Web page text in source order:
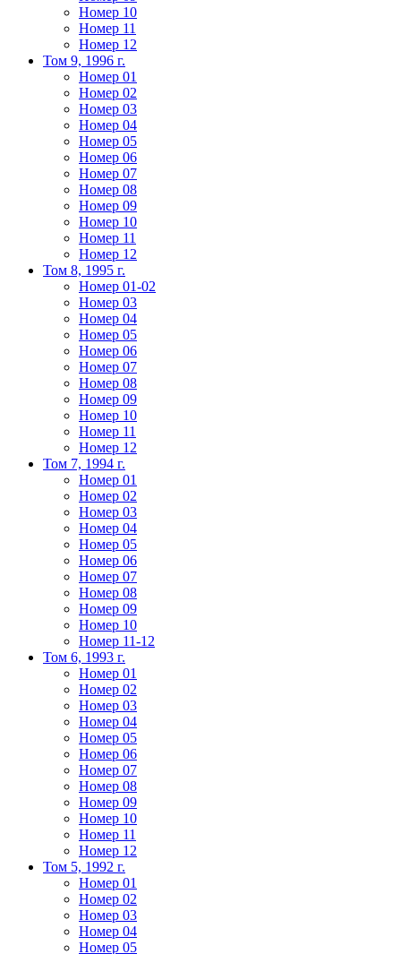
Номер 10
Номер 11
Номер 12
Том 9, 1996 г.
Номер 01
Номер 02
Номер 03
Номер 04
Номер 05
Номер 06
Номер 07
Номер 08
Номер 09
Номер 10
Номер 11
Номер 12
Том 8, 1995 г.
Номер 01-02
Номер 03
Номер 04
Номер 05
Номер 06
Номер 07
Номер 08
Номер 09
Номер 10
Номер 11
Номер 12
Том 7, 1994 г.
Номер 01
Номер 02
Номер 03
Номер 04
Номер 05
Номер 06
Номер 07
Номер 08
Номер 09
Номер 10
Номер 11-12
Том 6, 1993 г.
Номер 01
Номер 02
Номер 03
Номер 04
Номер 05
Номер 06
Номер 07
Номер 08
Номер 09
Номер 10
Номер 11
Номер 12
Том 5, 1992 г.
Номер 01
Номер 02
Номер 03
Номер 04
Номер 05